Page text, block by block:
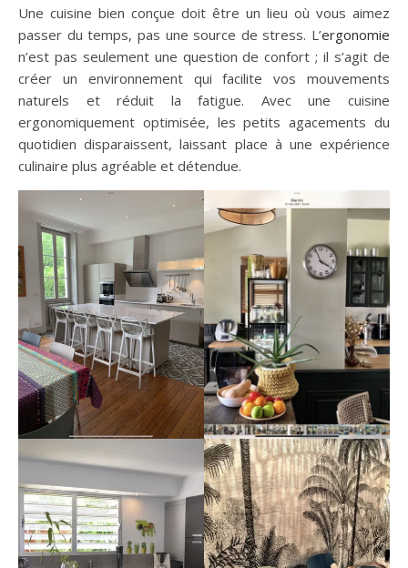
Une cuisine bien conçue doit être un lieu où vous aimez
passer du temps, pas une source de stress. L’ergonomie
n’est pas seulement une question de confort ; il s’agit de
créer un environnement qui facilite vos mouvements
naturels et réduit la fatigue. Avec une cuisine
ergonomiquement optimisée, les petits agacements du
quotidien disparaissent, laissant place à une expérience
culinaire plus agréable et détendue.